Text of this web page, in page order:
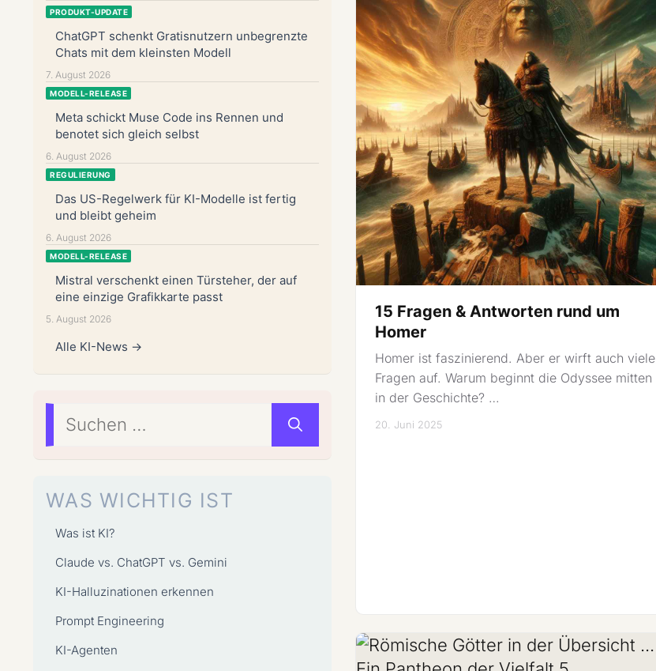
15 Fragen & Antworten rund um
Homer
Homer ist faszinierend. Aber er wirft auch viele
Fragen auf. Warum beginnt die Odyssee mitten
in der Geschichte? …
20. Juni 2025
PRODUKT-UPDATE
ChatGPT schenkt Gratisnutzern unbegrenzte
Chats mit dem kleinsten Modell
7. August 2026
MODELL-RELEASE
Meta schickt Muse Code ins Rennen und
benotet sich gleich selbst
6. August 2026
REGULIERUNG
Das US-Regelwerk für KI-Modelle ist fertig
und bleibt geheim
6. August 2026
MODELL-RELEASE
Mistral verschenkt einen Türsteher, der auf
eine einzige Grafikkarte passt
5. August 2026
Alle KI-News →
Suchen
nach:
WAS WICHTIG IST
Was ist KI?
Claude vs. ChatGPT vs. Gemini
KI-Halluzinationen erkennen
Prompt Engineering
KI-Agenten